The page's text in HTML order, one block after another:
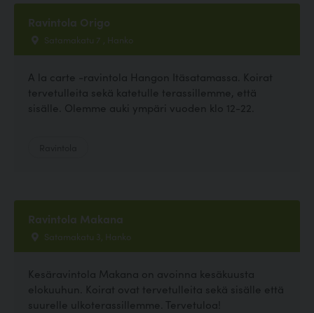
Ravintola Origo
Satamakatu 7 , Hanko
A la carte -ravintola Hangon Itäsatamassa. Koirat
tervetulleita sekä katetulle terassillemme, että
sisälle. Olemme auki ympäri vuoden klo 12-22.
Ravintola Makana
Satamakatu 3, Hanko
Kesäravintola Makana on avoinna kesäkuusta
elokuuhun. Koirat ovat tervetulleita sekä sisälle että
suurelle ulkoterassillemme. Tervetuloa!